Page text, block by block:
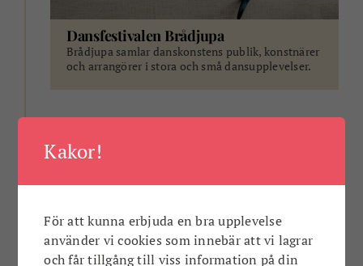
Dansfestivalen Brådjupa
Brådjupa samlar danskonstens publik, konstnärer
och arrangörer i stora och små dansupplevelser.
Kakor!
För att kunna erbjuda en bra upplevelse
använder vi cookies som innebär att vi lagrar
och får tillgång till viss information på din